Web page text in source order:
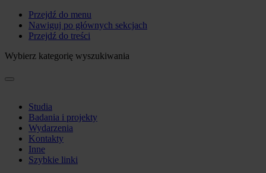
Przejdź do menu
Nawiguj po głównych sekcjach
Przejdź do treści
Wybierz kategorię wyszukiwania
Studia
Badania i projekty
Wydarzenia
Kontakty
Inne
Szybkie linki